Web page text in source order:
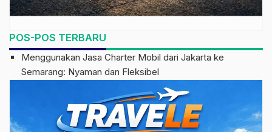
POS-POS TERBARU
Menggunakan Jasa Charter Mobil dari Jakarta ke
Semarang: Nyaman dan Fleksibel